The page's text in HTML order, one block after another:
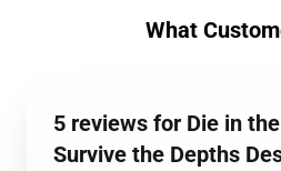
What
5 reviews for Die in
Survive the Depths